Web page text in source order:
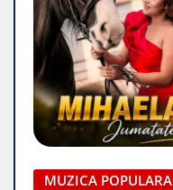
MUZICA POPULARA